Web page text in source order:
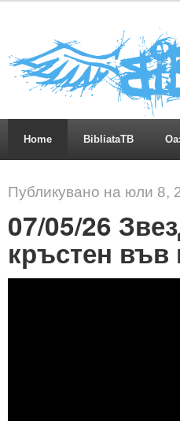
Home BibliataTB
Публикувано на юли 8,
07/05/26
кръстен